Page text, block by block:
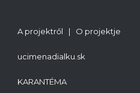
A projektről | O projektje
ucimenadialku.sk
KARANTÉMA